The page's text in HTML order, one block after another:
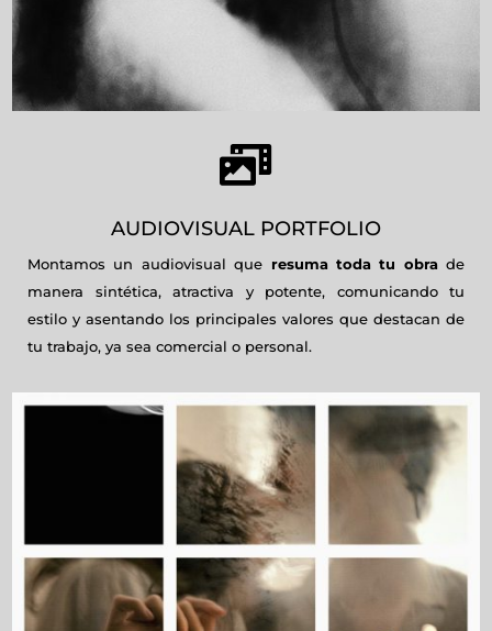

AUDIOVISUAL PORTFOLIO
Montamos un audiovisual que resuma toda tu obrade
manera sintética, atractiva y potente, comunicando tu
estilo y asentando los principales valores que destacan de
tu trabajo, ya sea comercial o personal.